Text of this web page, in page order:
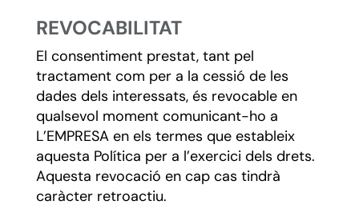
REVOCABILITAT
El consentiment prestat, tant pel
tractament com per a la cessió de les
dades dels interessats, és revocable en
qualsevol moment comunicant-ho a
L’EMPRESA en els termes que estableix
aquesta Política per a l’exercici dels drets.
Aquesta revocació en cap cas tindrà
caràcter retroactiu.